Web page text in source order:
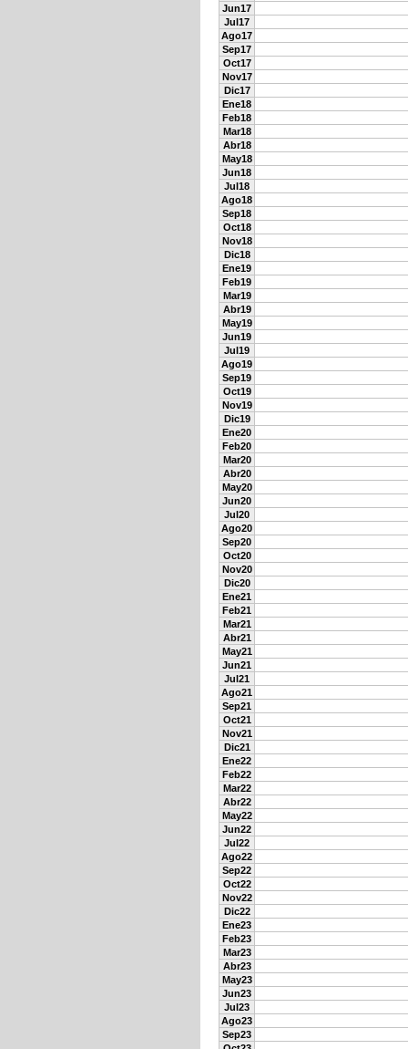
Jun17
Jul17
Ago17
Sep17
Oct17
Nov17
Dic17
Ene18
Feb18
Mar18
Abr18
May18
Jun18
Jul18
Ago18
Sep18
Oct18
Nov18
Dic18
Ene19
Feb19
Mar19
Abr19
May19
Jun19
Jul19
Ago19
Sep19
Oct19
Nov19
Dic19
Ene20
Feb20
Mar20
Abr20
May20
Jun20
Jul20
Ago20
Sep20
Oct20
Nov20
Dic20
Ene21
Feb21
Mar21
Abr21
May21
Jun21
Jul21
Ago21
Sep21
Oct21
Nov21
Dic21
Ene22
Feb22
Mar22
Abr22
May22
Jun22
Jul22
Ago22
Sep22
Oct22
Nov22
Dic22
Ene23
Feb23
Mar23
Abr23
May23
Jun23
Jul23
Ago23
Sep23